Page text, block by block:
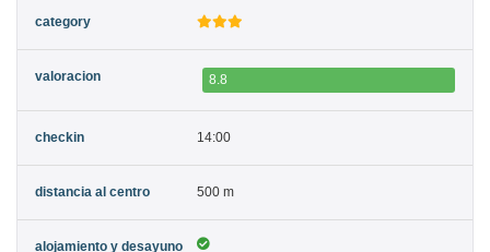
8.8
14:00
500 m